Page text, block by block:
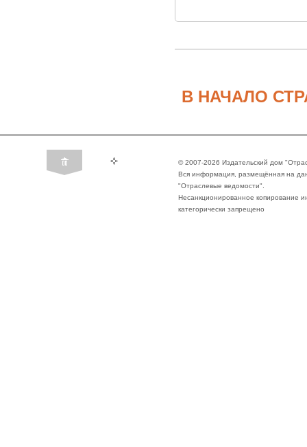
В НАЧАЛО
© 2007-2026 Издательский дом
Вся информация, размещённая на
"Отраслевые ведомости".
Несанкционированное копирование
категорически запрещено